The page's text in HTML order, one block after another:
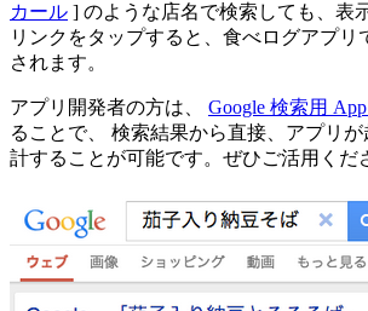
カール ] のような店名で検索しても、表
リンクをタップすると、食べログアプリ
されます。
アプリ開発者の方は、 Google 検索用
ることで、 検索結果から直接、アプリ
計することが可能です。ぜひご活用くだ